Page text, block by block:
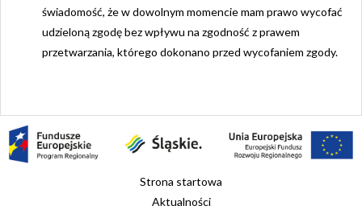
świadomość, że w dowolnym momencie mam prawo wycofać
udzieloną zgodę bez wpływu na zgodność z prawem
przetwarzania, którego dokonano przed wycofaniem zgody.
Strona startowa
Aktualności